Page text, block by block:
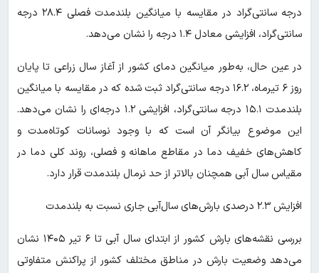
درجه سانتی‌گراد در مقایسه با میانگین بلندمدت فصلی ۲۸.۴ درجه
سانتی‌گراد، افزایشی معادل ۱.۴ درجه را نشان می‌دهد.
در عین حال، به‌طور میانگین دمای کشور از آغاز سال زراعی تا پایان
روز ۶ تیرماه، ۱۶.۲ درجه سانتی‌گراد ثبت شده که در مقایسه با میانگین
بلندمدت ۱۵.۱ درجه سانتی‌گراد، افزایشی ۱.۲ درجه‌ای را نشان می‌دهد.
این موضوع بیانگر آن است که با وجود نوسانات کوتاه‌مدت و
کاهش‌های خفیف دما در مقاطع ماهانه و فصلی، روند کلی دما در
مقیاس سال آبی همچنان بالاتر از حد نرمال بلندمدت قرار دارد.
افزایش ۲.۳ درصدی بارش‌های سال‌آبی جاری نسبت به بلندمدت
بررسی نقشه‌های بارش کشور از ابتدای سال آبی تا ۶ تیر ۱۴۰۵ نشان
می‌دهد وضعیت بارش در مناطق مختلف کشور از پراکنش متفاوتی